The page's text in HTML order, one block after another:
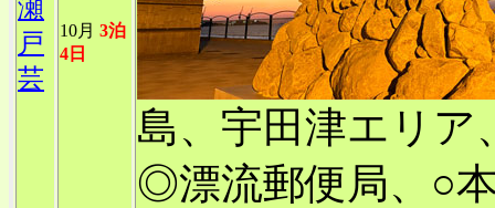
瀬
戸
芸
10月 3泊
4日
島、宇田津エリア
◎漂流郵便局、○